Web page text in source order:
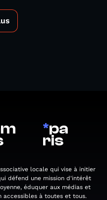
*pa
ris
locale qui vise à initier
défend une mission d'intérêt
éduquer aux médias et
à toutes et tous.